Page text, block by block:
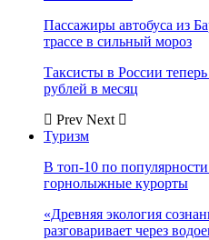
Пассажиры автобуса из
трассе в сильный мороз
Таксисты в России
рублей в месяц
Prev Next
Туризм
В топ-10 по
горнолыжные курорты
«Древняя экология
разговаривает через